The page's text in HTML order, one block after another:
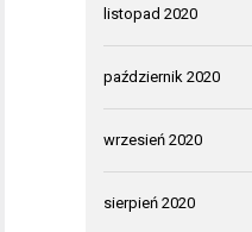
listopad 2020
październik 2020
wrzesień 2020
sierpień 2020